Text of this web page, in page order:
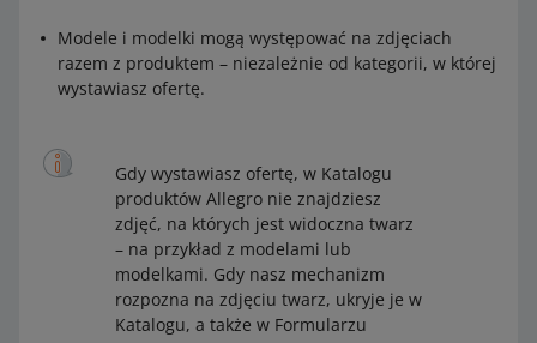
Modele i modelki mogą występować na zdjęciach
razem z produktem – niezależnie od kategorii, w której
wystawiasz ofertę.
Gdy wystawiasz ofertę, w Katalogu
produktów Allegro nie znajdziesz
zdjęć, na których jest widoczna twarz
– na przykład z modelami lub
modelkami. Gdy nasz mechanizm
rozpozna na zdjęciu twarz, ukryje je w
Katalogu, a także w Formularzu